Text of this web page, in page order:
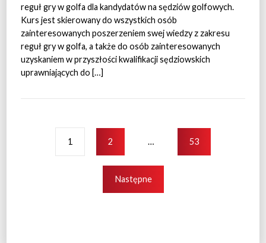
reguł gry w golfa dla kandydatów na sędziów golfowych.
Kurs jest skierowany do wszystkich osób
zainteresowanych poszerzeniem swej wiedzy z zakresu
reguł gry w golfa, a także do osób zainteresowanych
uzyskaniem w przyszłości kwalifikacji sędziowskich
uprawniających do […]
1 2 … 53
Następne